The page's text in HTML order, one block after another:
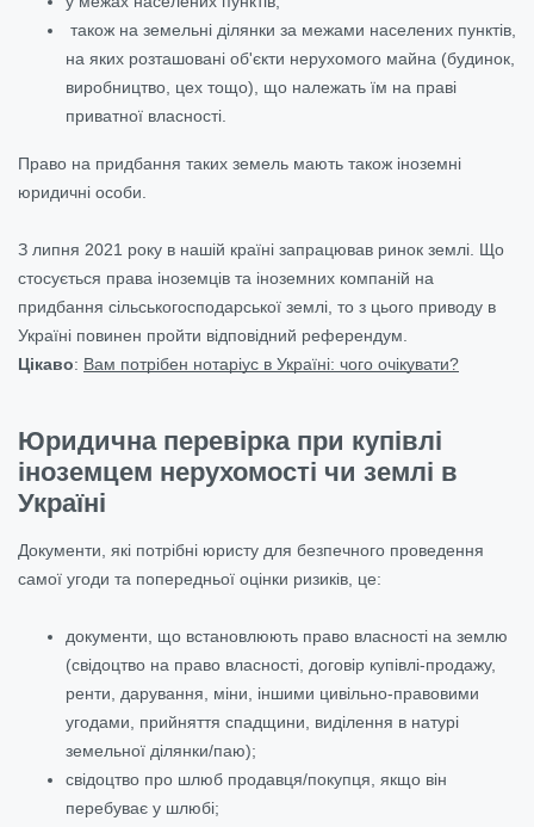
також на земельні ділянки за межами населених пунктів,
на яких розташовані об'єкти нерухомого майна (будинок,
виробництво, цех тощо), що належать їм на праві
приватної власності.
Право на придбання таких земель мають також іноземні
юридичні особи.
З липня 2021 року в нашій країні запрацював ринок землі. Що
стосується права іноземців та іноземних компаній на
придбання сільськогосподарської землі, то з цього приводу в
Україні повинен пройти відповідний референдум.
Цікаво: Вам потрібен нотаріус в Україні: чого очікувати?
Юридична перевірка при купівлі
іноземцем нерухомості чи землі в
Україні
Документи, які потрібні юристу для безпечного проведення
самої угоди та попередньої оцінки ризиків, це:
документи, що встановлюють право власності на землю
(свідоцтво на право власності, договір купівлі-продажу,
ренти, дарування, міни, іншими цивільно-правовими
угодами, прийняття спадщини, виділення в натурі
земельної ділянки/паю);
свідоцтво про шлюб продавця/покупця, якщо він
перебуває у шлюбі;